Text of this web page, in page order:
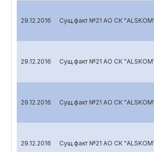
29.12.2016 Сущ.факт №21 АО СК
29.12.2016 Сущ.факт №21 АО СК
29.12.2016 Сущ.факт №21 АО СК
29.12.2016 Сущ.факт №21 АО СК "ALSKOM"